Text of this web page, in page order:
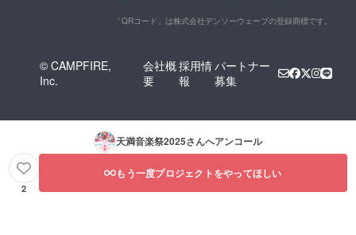
「QRコード」は株式会社デンソーウェーブの登録商標です。
© CAMPFIRE,
Inc.
会社概
要
採用情
報
パートナー
募集
天満音楽祭2025さんへアンコール
2
もう一度プロジェクトをやってほしい